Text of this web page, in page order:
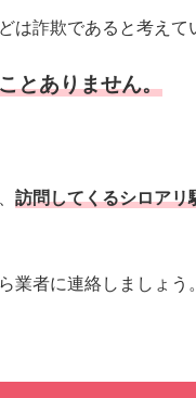
詐欺であると考えて
とありません。
訪問してくるシロアリ
業者に連絡しましょう。